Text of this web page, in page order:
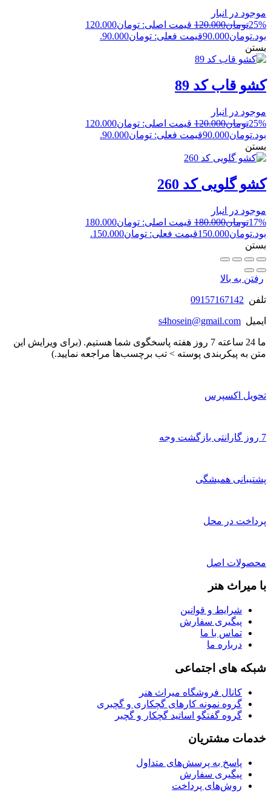
موجود در انبار
25%تومان120.000
قیمت اصلی: تومان120.000
بود.تومان90.000قیمت فعلی: تومان90.000.
بستن
کشو قاب کد 89
موجود در انبار
25%تومان120.000
قیمت اصلی: تومان120.000
بود.تومان90.000قیمت فعلی: تومان90.000.
بستن
کشو گلویی کد 260
موجود در انبار
17%تومان180.000
قیمت اصلی: تومان180.000
بود.تومان150.000قیمت فعلی: تومان150.000.
بستن
رفتن به بالا
تلفن 09157167142
ایمیل s4hosein@gmail.com
ما 24 ساعته 7 روز هفته پاسخگوی شما هستیم. (برای ویرایش این
متن به پیکربندی پوسته > تب برچسب‌ها مراجعه نمایید.)
تحویل اکسپرس
7 روز گارانتی بازگشت وجه
پشتیبانی همیشگی
پرداخت در محل
محصولات اصل
با میراث هنر
شرایط و قوانین
پیگیری سفارش
تماس با ما
درباره ما
شبکه های اجتماعی
کانال فروشگاه میراث هنر
گروه نمونه کارهای گچکاری و گچبری
گروه گفتگو اساتید گچکار و گچبر
خدمات مشتریان
پاسخ به پرسش‌های متداول
پیگیری سفارش
روش‌های پرداخت